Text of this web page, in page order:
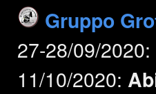
Gruppo
27-28/09/2020:
11/10/2020: